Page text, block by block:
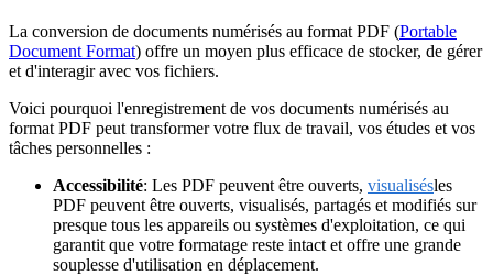
La conversion de documents numérisés au format PDF (Portable
Document Format) offre un moyen plus efficace de stocker, de gérer
et d'interagir avec vos fichiers.
Voici pourquoi l'enregistrement de vos documents numérisés au
format PDF peut transformer votre flux de travail, vos études et vos
tâches personnelles :
Accessibilité: Les PDF peuvent être ouverts, visualisésles
PDF peuvent être ouverts, visualisés, partagés et modifiés sur
presque tous les appareils ou systèmes d'exploitation, ce qui
garantit que votre formatage reste intact et offre une grande
souplesse d'utilisation en déplacement.